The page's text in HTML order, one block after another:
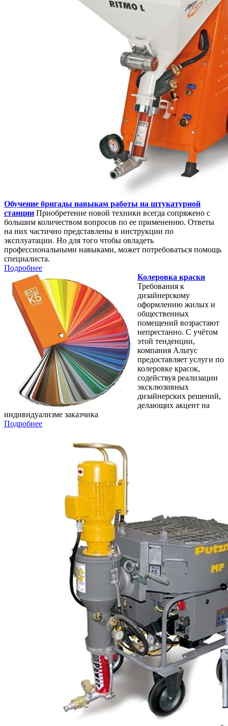
Обучение бригады навыкам работы на штукатурной
станции Приобретение новой техники всегда сопряжено с
большим количеством вопросов по ее применению. Ответы
на них частично представлены в инструкции по
эксплуатации. Но для того чтобы овладеть
профессиональными навыками, может потребоваться помощь
специалиста.
Подробнее
Колеровка краски
Требования к
дизайнерскому
оформлению жилых и
общественных
помещений возрастают
непрестанно. С учётом
этой тенденции,
компания Альтус
предоставляет услуги по
колеровке красок,
содействуя реализации
эксклюзивных
дизайнерских решений,
делающих акцент на
индивидуализме заказчика
Подробнее